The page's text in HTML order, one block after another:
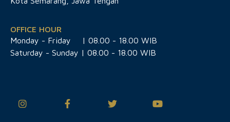
OFFICE HOUR
Monday - Friday
| 08.00 - 18.00 WIB
Saturday - Sunday | 08.00 - 18.00 WIB